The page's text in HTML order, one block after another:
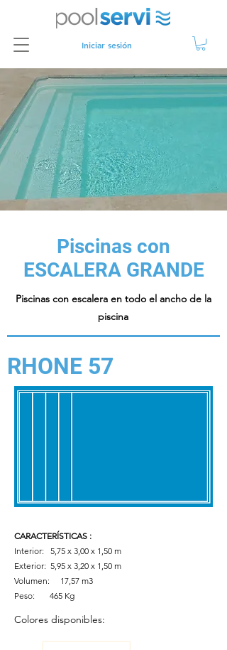
Iniciar sesión
Piscinas con
ESCALERA GRANDE
Piscinas con escalera en todo el ancho de la
piscina
RHONE 57
CARACTERÍSTICAS :
Interior: 5,75 x 3,00 x 1,50 m
Exterior: 5,95 x 3,20 x 1,50 m
Volumen:
17,57 m3
Peso:
465 Kg
Colores disponibles: